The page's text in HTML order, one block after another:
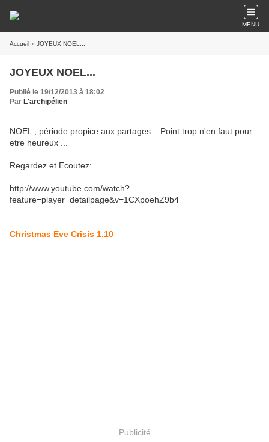
MENU
Accueil » JOYEUX NOEL...
JOYEUX NOEL...
Publié le 19/12/2013 à 18:02
Par L'archipélien
NOEL , période propice aux partages ...Point trop n'en faut pour
etre heureux ...
Regardez et Ecoutez:
http://www.youtube.com/watch?
feature=player_detailpage&v=1CXpoehZ9b4
Christmas Eve Crisis 1.10
Publicité